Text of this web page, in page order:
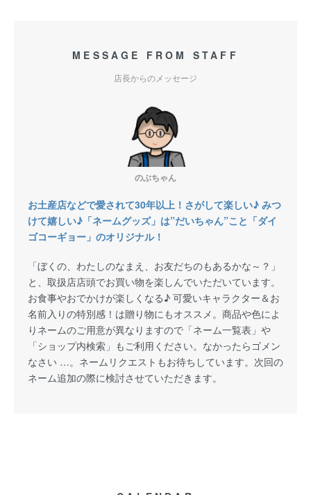
MESSAGE FROM STAFF
店長からのメッセージ
のぶちゃん
お土産店などで愛されて30年以上！さがして楽しい♪ みつ
けて嬉しい♪「ネームグッズ」は”だいちゃん”こと「ダイ
ゴコーギョー」のオリジナル！
「ぼくの、わたしのなまえ、お友だちのもあるかな～？」
と、取扱店店頭でお買い物を楽しんでいただいています。
お食事やおでかけが楽しくなる♪ 可愛いキャラクター＆お
名前入りの特別感！は贈り物にもオススメ。商品や色によ
りネームのご用意が異なりますので「ネーム一覧表」や
「ショップ内検索」もご利用ください。なかったらゴメン
なさい …。ネームリクエストもお待ちしています。次回の
ネーム追加の際に検討させていただきます。